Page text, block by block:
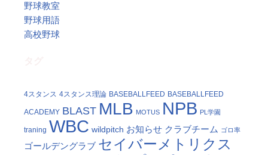
野球教室
野球用語
高校野球
4スタンス 4スタンス理論 BASEBALLFEED BASEBALLFEED
ACADEMY BLAST MLB MOTUS NPB PL学園
traning WBC wildpitch お知らせ クラブチーム ゴロ率
ゴールデングラブ セイバーメトリクス